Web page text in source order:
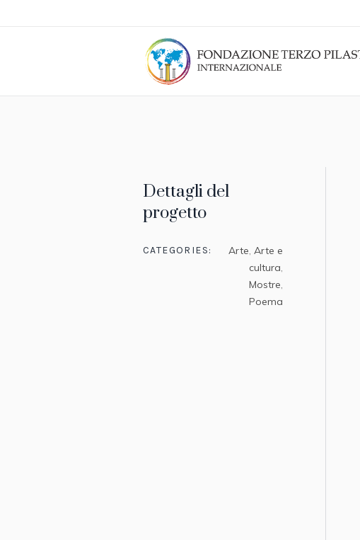
Dettagli del
progetto
CATEGORIES: Arte, Arte e
cultura,
Mostre,
Poema